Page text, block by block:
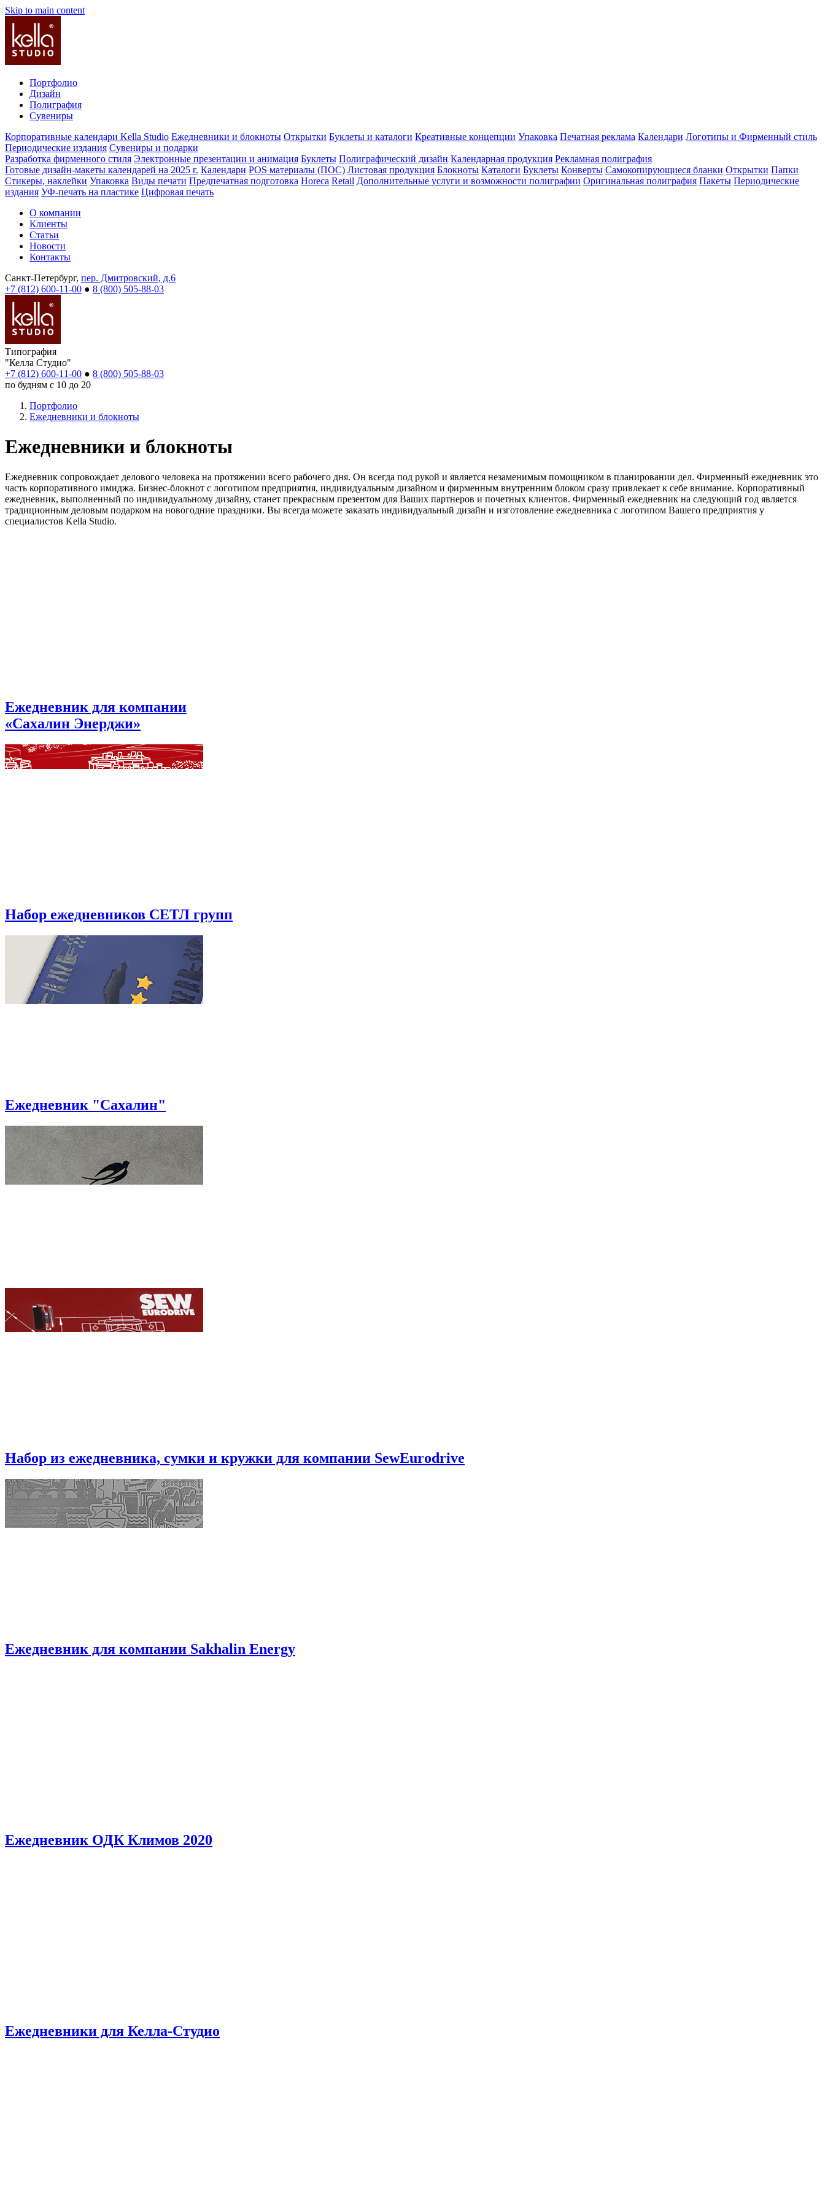
Skip to main content
Портфолио
Дизайн
Полиграфия
Сувениры
Корпоративные календари Kella Studio Ежедневники и блокноты Открытки Буклеты и каталоги Креативные концепции Упаковка Печатная реклама Календари Логотипы и Фирменный стиль
Периодические издания Сувениры и подарки
Разработка фирменного стиля Электронные презентации и анимация Буклеты Полиграфический дизайн Календарная продукция Рекламная полиграфия
Готовые дизайн-макеты календарей на 2025 г. Календари POS материалы (ПОС) Листовая продукция Блокноты Каталоги Буклеты Конверты Самокопирующиеся бланки Открытки Папки
Стикеры, наклейки Упаковка Виды печати Предпечатная подготовка Horeca Retail Дополнительные услуги и возможности полиграфии Оригинальная полиграфия Пакеты Периодические
издания УФ-печать на пластике Цифровая печать
О компании
Клиенты
Статьи
Новости
Контакты
Санкт-Петербург, пер. Дмитровский, д.6
+7 (812) 600-11-00 ● 8 (800) 505-88-03
Типография
"Келла Студио"
+7 (812) 600-11-00 ● 8 (800) 505-88-03
по будням с 10 до 20
Портфолио
Ежедневники и блокноты
Ежедневники и блокноты
Ежедневник сопровождает делового человека на протяжении всего рабочего дня. Он всегда под рукой и является незаменимым помощником в планировании дел. Фирменный ежедневник это
часть корпоративного имиджа. Бизнес-блокнот с логотипом предприятия, индивидуальным дизайном и фирменным внутренним блоком сразу привлекает к себе внимание. Корпоративный
ежедневник, выполненный по индивидуальному дизайну, станет прекрасным презентом для Ваших партнеров и почетных клиентов. Фирменный ежедневник на следующий год является
традиционным деловым подарком на новогодние праздники. Вы всегда можете заказать индивидуальный дизайн и изготовление ежедневника с логотипом Вашего предприятия у
специалистов Kella Studio.
Ежедневник для компании
«Сахалин Энерджи»
Набор ежедневников СЕТЛ групп
Ежедневник "Сахалин"
Набор из ежедневника, сумки и кружки для компании SewEurodrive
Ежедневник для компании Sakhalin Energy
Ежедневник ОДК Климов 2020
Ежедневники для Келла-Студио